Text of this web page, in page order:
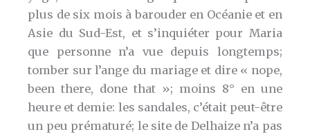
plus de six mois à barouder en Océanie et en
Asie du Sud-Est, et s’inquiéter pour Maria
que personne n’a vue depuis longtemps;
tomber sur l’ange du mariage et dire « nope,
been there, done that »; moins 8° en une
heure et demie: les sandales, c’était peut-être
un peu prématuré; le site de Delhaize n’a pas